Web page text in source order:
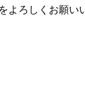
よろしくお願い